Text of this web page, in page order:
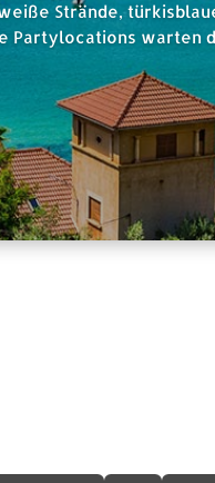
Strände,
Partylocations warten